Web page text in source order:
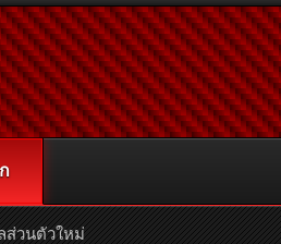
วนตัวใหม่